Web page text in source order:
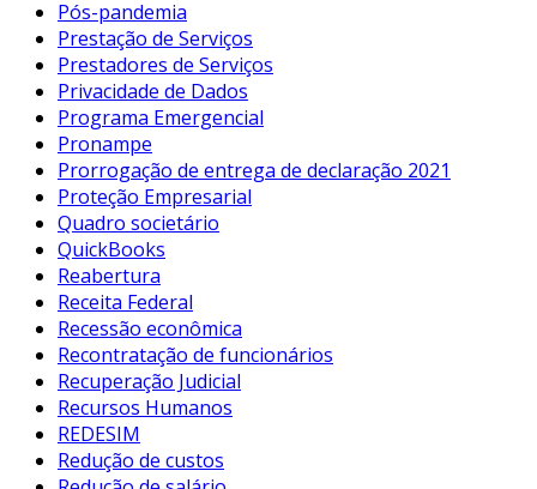
Pós-pandemia
Prestação de Serviços
Prestadores de Serviços
Privacidade de Dados
Programa Emergencial
Pronampe
Prorrogação de entrega de declaração 2021
Proteção Empresarial
Quadro societário
QuickBooks
Reabertura
Receita Federal
Recessão econômica
Recontratação de funcionários
Recuperação Judicial
Recursos Humanos
REDESIM
Redução de custos